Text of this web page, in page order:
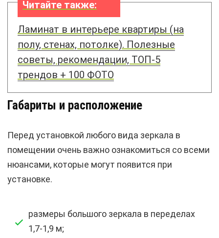
Читайте также:
Ламинат в интерьере квартиры (на
полу, стенах, потолке). Полезные
советы, рекомендации, ТОП-5
трендов + 100 ФОТО
Габариты и расположение
Перед установкой любого вида зеркала в
помещении очень важно ознакомиться со всеми
нюансами, которые могут появится при
установке.
размеры большого зеркала в переделах
1,7-1,9 м;